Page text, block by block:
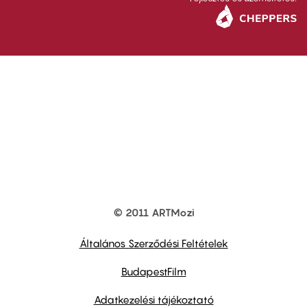
© 2011 ARTMozi
Általános Szerződési Feltételek
BudapestFilm
Adatkezelési tájékoztató